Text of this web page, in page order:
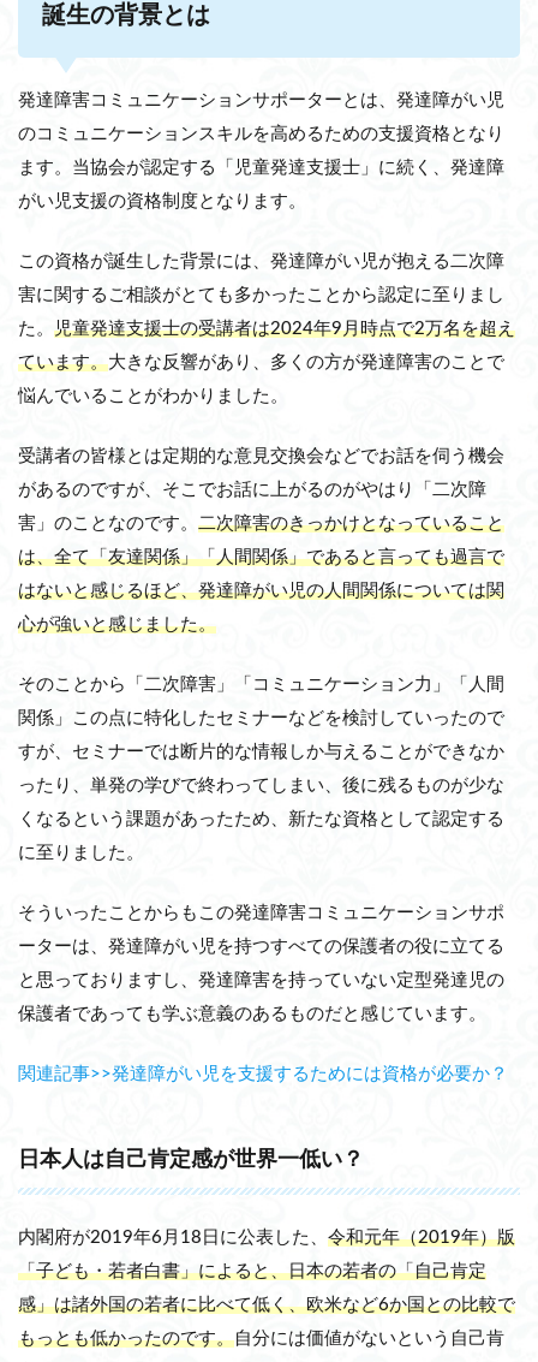
誕生の背景とは
発達障害コミュニケーションサポーターとは、発達障がい児
のコミュニケーションスキルを高めるための支援資格となり
ます。当協会が認定する「児童発達支援士」に続く、発達障
がい児支援の資格制度となります。
この資格が誕生した背景には、発達障がい児が抱える二次障
害に関するご相談がとても多かったことから認定に至りまし
た。 児童発達支援士の受講者は2024年9月時点で2万名を超え
ています。大きな反響があり、多くの方が発達障害のことで
悩んでいることがわかりました。
受講者の皆様とは定期的な意見交換会などでお話を伺う機会
があるのですが、そこでお話に上がるのがやはり「二次障
害」のことなのです。 二次障害のきっかけとなっていること
は、全て「友達関係」「人間関係」であると言っても過言で
はないと感じるほど、発達障がい児の人間関係については関
心が強いと感じました。
そのことから「二次障害」「コミュニケーション力」「人間
関係」この点に特化したセミナーなどを検討していったので
すが、セミナーでは断片的な情報しか与えることができなか
ったり、単発の学びで終わってしまい、後に残るものが少な
くなるという課題があったため、新たな資格として認定する
に至りました。
そういったことからもこの発達障害コミュニケーションサポ
ーターは、発達障がい児を持つすべての保護者の役に立てる
と思っておりますし、発達障害を持っていない定型発達児の
保護者であっても学ぶ意義のあるものだと感じています。
関連記事>>発達障がい児を支援するためには資格が必要か？
日本人は自己肯定感が世界一低い？
内閣府が2019年6月18日に公表した、 令和元年（2019年）版
「子ども・若者白書」によると、日本の若者の「自己肯定
感」は諸外国の若者に比べて低く、欧米など6か国との比較で
もっとも低かったのです。自分には価値がないという自己肯